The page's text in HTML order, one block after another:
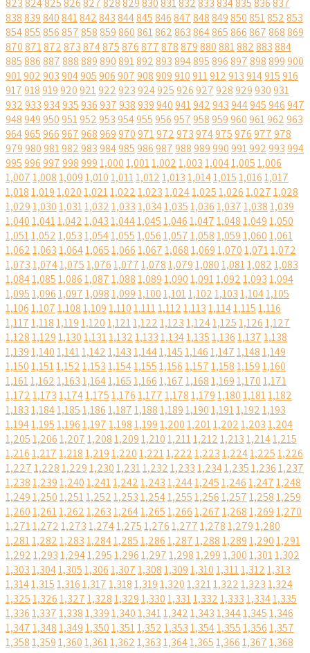
823824825826827828829830831832833834835836837
838839840841842843844845846847848849850851852853
854855856857858859860861862863864865866867868869
870871872873874875876877878879880881882883884
885886887888889890891892893894895896897898899900
901902903904905906907908909910911912913914915916
917918919920921922923924925926927928929930931
932933934935936937938939940941942943944945946947
948949950951952953954955956957958959960961962963
964965966967968969970971972973974975976977978
979980981982983984985986987988989990991992993994
9959969979989991,0001,0011,0021,0031,0041,0051,006
1,0071,0081,0091,0101,0111,0121,0131,0141,0151,0161,017
1,0181,0191,0201,0211,0221,0231,0241,0251,0261,0271,028
1,0291,0301,0311,0321,0331,0341,0351,0361,0371,0381,039
1,0401,0411,0421,0431,0441,0451,0461,0471,0481,0491,050
1,0511,0521,0531,0541,0551,0561,0571,0581,0591,0601,061
1,0621,0631,0641,0651,0661,0671,0681,0691,0701,0711,072
1,0731,0741,0751,0761,0771,0781,0791,0801,0811,0821,083
1,0841,0851,0861,0871,0881,0891,0901,0911,0921,0931,094
1,0951,0961,0971,0981,0991,1001,1011,1021,1031,1041,105
1,1061,1071,1081,1091,1101,1111,1121,1131,1141,1151,116
1,1171,1181,1191,1201,1211,1221,1231,1241,1251,1261,127
1,1281,1291,1301,1311,1321,1331,1341,1351,1361,1371,138
1,1391,1401,1411,1421,1431,1441,1451,1461,1471,1481,149
1,1501,1511,1521,1531,1541,1551,1561,1571,1581,1591,160
1,1611,1621,1631,1641,1651,1661,1671,1681,1691,1701,171
1,1721,1731,1741,1751,1761,1771,1781,1791,1801,1811,182
1,1831,1841,1851,1861,1871,1881,1891,1901,1911,1921,193
1,1941,1951,1961,1971,1981,1991,2001,2011,2021,2031,204
1,2051,2061,2071,2081,2091,2101,2111,2121,2131,2141,215
1,2161,2171,2181,2191,2201,2211,2221,2231,2241,2251,226
1,2271,2281,2291,2301,2311,2321,2331,2341,2351,2361,237
1,2381,2391,2401,2411,2421,2431,2441,2451,2461,2471,248
1,2491,2501,2511,2521,2531,2541,2551,2561,2571,2581,259
1,2601,2611,2621,2631,2641,2651,2661,2671,2681,2691,270
1,2711,2721,2731,2741,2751,2761,2771,2781,2791,280
1,2811,2821,2831,2841,2851,2861,2871,2881,2891,2901,291
1,2921,2931,2941,2951,2961,2971,2981,2991,3001,3011,302
1,3031,3041,3051,3061,3071,3081,3091,3101,3111,3121,313
1,3141,3151,3161,3171,3181,3191,3201,3211,3221,3231,324
1,3251,3261,3271,3281,3291,3301,3311,3321,3331,3341,335
1,3361,3371,3381,3391,3401,3411,3421,3431,3441,3451,346
1,3471,3481,3491,3501,3511,3521,3531,3541,3551,3561,357
1,3581,3591,3601,3611,3621,3631,3641,3651,3661,3671,368